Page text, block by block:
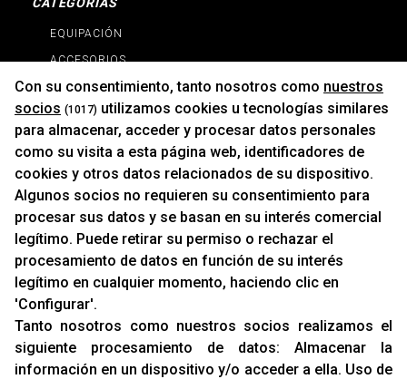
EQUIPACIÓN
ACCESORIOS
RECAMBIOS
PROMOCIONES
NOVEDADES
MARCAS
MARCAS
INFORMACIÓN
Contacto
Cambios Y Devoluciones
RACING SUPPORT
Con su consentimiento, tanto nosotros como nuestros
socios (1017) utilizamos cookies u tecnologías similares
para almacenar, acceder y procesar datos personales
como su visita a esta página web, identificadores de
cookies y otros datos relacionados de su dispositivo.
Algunos socios no requieren su consentimiento para
procesar sus datos y se basan en su interés comercial
legítimo. Puede retirar su permiso o rechazar el
procesamiento de datos en función de su interés
legítimo en cualquier momento, haciendo clic en
'Configurar'.
Tanto nosotros como nuestros socios realizamos el
siguiente procesamiento de datos: Almacenar la
información en un dispositivo y/o acceder a ella. Uso de